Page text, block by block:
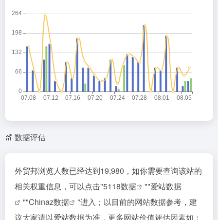
数据评估
外贸邦浏览人数已经达到19,980，如你需要查询该站的
相关权重信息，可以点击"5118数据 ""爱站数据
""Chinaz数据
"进入；以目前的网站数据参考，建
议大家请以爱站数据为准，更多网站价值评估因素如：